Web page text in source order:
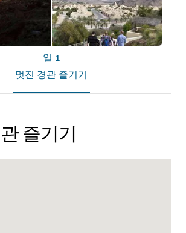
일 1
멋진 경관 즐기기
즐기기